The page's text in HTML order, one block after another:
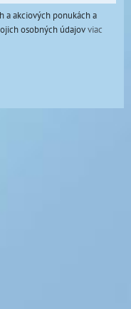
a akciových ponukách a
osobných údajovviac